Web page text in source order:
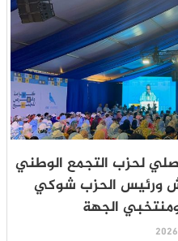
لحزب التجمع الوطني
ورئيس الحزب شوكي
الجهة